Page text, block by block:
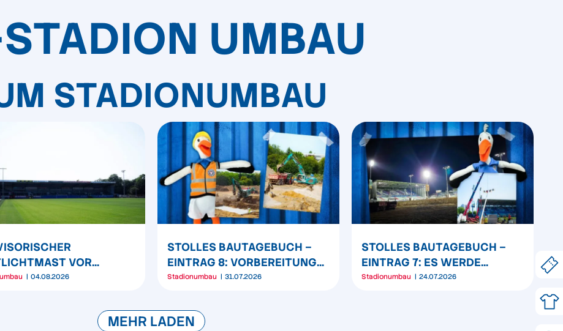
UMBAU
STADIONUMBAU
VOR
WIRD
04.08.2026
STOLLES BAUTAGEBUCH –
EINTRAG 8: VORBEREITUNG
DER TIEFENSONDIERUNG
Stadionumbau 31.07.2026
STOLLES BAUTAGEBUCH –
EINTRAG 7: ES WERDE
(WIEDER) LICHT
Stadionumbau 24.07.2026
MEHR LADEN